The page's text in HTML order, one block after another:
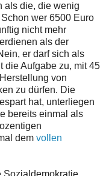
als die, die wenig
wer 6500 Euro
nicht mehr
als der
er darf sich als
die Aufgabe zu, mit 45
von
zu dürfen. Die
hat, unterliegen
bereits einmal als
dem vollen